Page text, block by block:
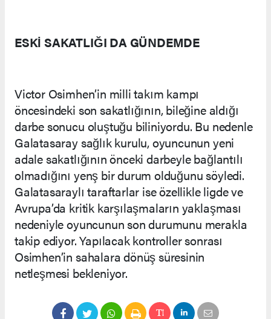
ESKİ SAKATLIĞI DA GÜNDEMDE
Victor Osimhen’in milli takım kampı
öncesindeki son sakatlığının, bileğine aldığı
darbe sonucu oluştuğu biliniyordu. Bu nedenle
Galatasaray sağlık kurulu, oyuncunun yeni
adale sakatlığının önceki darbeyle bağlantılı
olmadığını yenş bir durum olduğunu söyledi.
Galatasaraylı taraftarlar ise özellikle ligde ve
Avrupa’da kritik karşılaşmaların yaklaşması
nedeniyle oyuncunun son durumunu merakla
takip ediyor. Yapılacak kontroller sonrası
Osimhen’in sahalara dönüş süresinin
netleşmesi bekleniyor.